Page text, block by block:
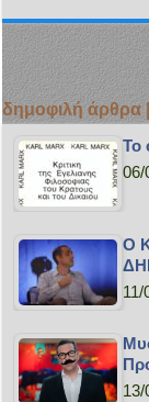
δημοφιλή άρθρα
Το
06/
Ο
11/
13/